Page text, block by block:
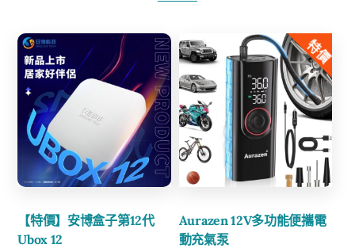
❻
代】
AirPods
同
廠
機
量
【特價】安博盒子第12代
Ubox 12
Share
特價
Aurazen 12V多功能便攜電
動充氣泵
Share